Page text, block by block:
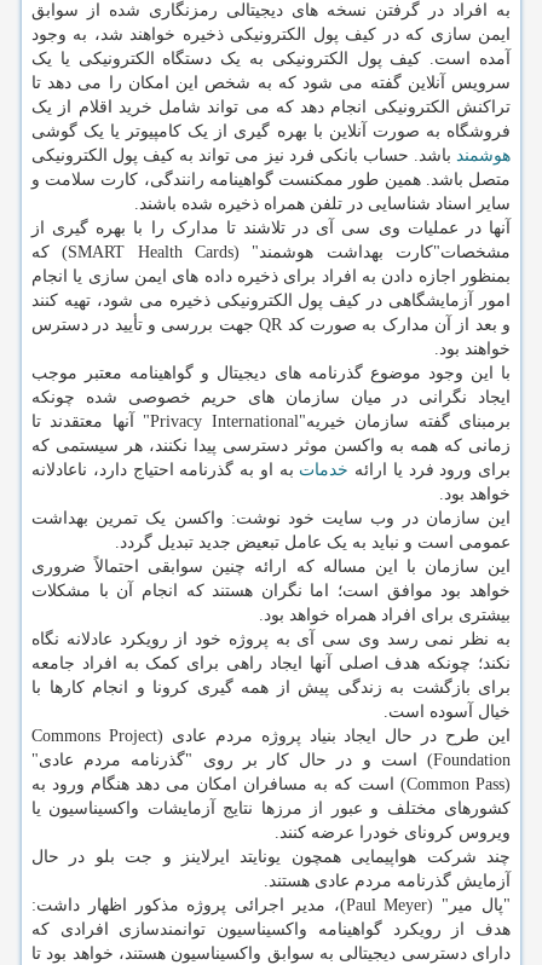
به افراد در گرفتن نسخه های دیجیتالی رمزنگاری شده از سوابق
ایمن سازی که در کیف پول الکترونیکی ذخیره خواهند شد، به وجود
آمده است. کیف پول الکترونیکی به یک دستگاه الکترونیکی یا یک
سرویس آنلاین گفته می شود که به شخص این امکان را می دهد تا
تراکنش الکترونیکی انجام دهد که می تواند شامل خرید اقلام از یک
فروشگاه به صورت آنلاین با بهره گیری از یک کامپیوتر یا یک گوشی
هوشمند باشد. حساب بانکی فرد نیز می تواند به کیف پول الکترونیکی
متصل باشد. همین طور ممکنست گواهینامه رانندگی، کارت سلامت و
سایر اسناد شناسایی در تلفن همراه ذخیره شده باشند.
آنها در عملیات وی سی آی در تلاشند تا مدارک را با بهره گیری از
مشخصات"کارت بهداشت هوشمند" (SMART Health Cards) که
بمنظور اجازه دادن به افراد برای ذخیره داده های ایمن سازی یا انجام
امور آزمایشگاهی در کیف پول الکترونیکی ذخیره می شود، تهیه کنند
و بعد از آن مدارک به صورت کد QR جهت بررسی و تأیید در دسترس
خواهند بود.
با این وجود موضوع گذرنامه های دیجیتال و گواهینامه معتبر موجب
ایجاد نگرانی در میان سازمان های حریم خصوصی شده چونکه
برمبنای گفته سازمان خیریه"Privacy International" آنها معتقدند تا
زمانی که همه به واکسن موثر دسترسی پیدا نکنند، هر سیستمی که
برای ورود فرد یا ارائه خدمات به او به گذرنامه احتیاج دارد، ناعادلانه
خواهد بود.
این سازمان در وب سایت خود نوشت: واکسن یک تمرین بهداشت
عمومی است و نباید به یک عامل تبعیض جدید تبدیل گردد.
این سازمان با این مساله که ارائه چنین سوابقی احتمالاً ضروری
خواهد بود موافق است؛ اما نگران هستند که انجام آن با مشکلات
بیشتری برای افراد همراه خواهد بود.
به نظر نمی رسد وی سی آی به پروژه خود از رویکرد عادلانه نگاه
نکند؛ چونکه هدف اصلی آنها ایجاد راهی برای کمک به افراد جامعه
برای بازگشت به زندگی پیش از همه گیری کرونا و انجام کارها با
خیال آسوده است.
این طرح در حال ایجاد بنیاد پروژه مردم عادی (Commons Project
Foundation) است و در حال کار بر روی "گذرنامه مردم عادی"
(Common Pass) است که به مسافران امکان می دهد هنگام ورود به
کشورهای مختلف و عبور از مرزها نتایج آزمایشات واکسیناسیون یا
ویروس کرونای خودرا عرضه کنند.
چند شرکت هواپیمایی همچون یونایتد ایرلاینز و جت بلو در حال
آزمایش گذرنامه مردم عادی هستند.
"پال میر" (Paul Meyer)، مدیر اجرائی پروژه مذکور اظهار داشت:
هدف از رویکرد گواهینامه واکسیناسیون توانمندسازی افرادی که
دارای دسترسی دیجیتالی به سوابق واکسیناسیون هستند، خواهد بود تا